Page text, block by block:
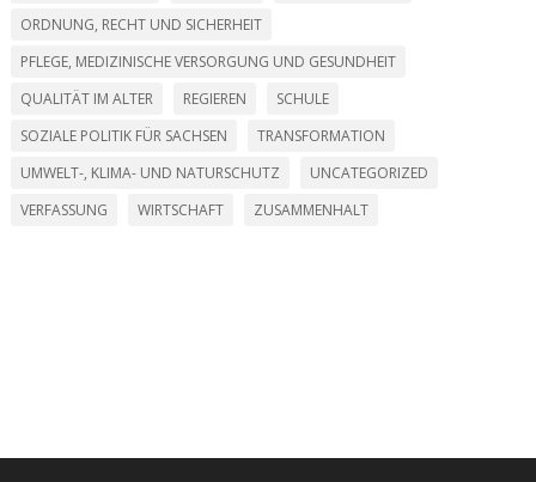
ORDNUNG, RECHT UND SICHERHEIT
PFLEGE, MEDIZINISCHE VERSORGUNG UND GESUNDHEIT
QUALITÄT IM ALTER
REGIEREN
SCHULE
SOZIALE POLITIK FÜR SACHSEN
TRANSFORMATION
UMWELT-, KLIMA- UND NATURSCHUTZ
UNCATEGORIZED
VERFASSUNG
WIRTSCHAFT ZUSAMMENHALT